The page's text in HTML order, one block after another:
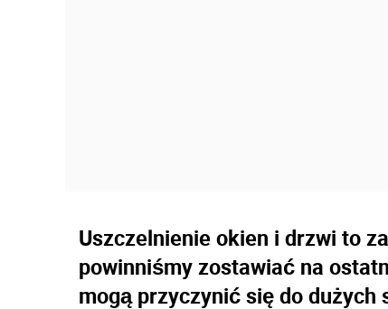
Uszczelnienie okien i drzwi to
powinniśmy zostawiać na
mogą przyczynić się do dużych